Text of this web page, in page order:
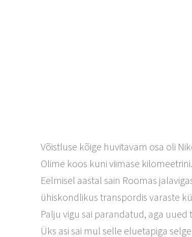
Võistluse kõige huvitavam osa oli
Olime koos kuni viimase kilomeetrini.
Eelmisel aastal sain Roomas
ühiskondlikus transpordis varaste
Palju vigu sai parandatud, aga uued
Üks asi sai mul selle eluetapiga